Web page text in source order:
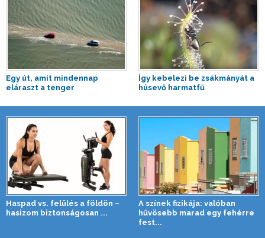
Egy út, amit mindennap
eláraszt a tenger
Így kebelezi be zsákmányát a
húsevő harmatfű
Haspad vs. felülés a földön –
hasizom biztonságosan ...
A színek fizikája: valóban
hűvösebb marad egy fehérre
fest...